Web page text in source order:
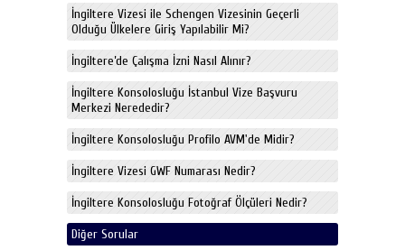
İngiltere Vizesi ile Schengen Vizesinin Geçerli
Olduğu Ülkelere Giriş Yapılabilir Mi?
İngiltere’de Çalışma İzni Nasıl Alınır?
İngiltere Konsolosluğu İstanbul Vize Başvuru
Merkezi Nerededir?
İngiltere Konsolosluğu Profilo AVM'de Midir?
İngiltere Vizesi GWF Numarası Nedir?
İngiltere Konsolosluğu Fotoğraf Ölçüleri Nedir?
Diğer Sorular